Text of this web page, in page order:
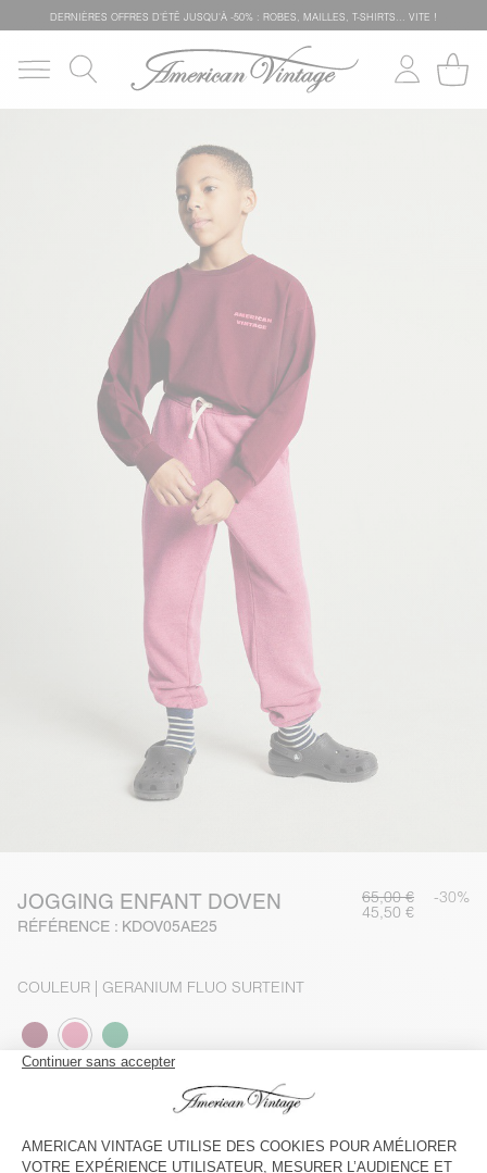
DERNIÈRES OFFRES D'ÉTÊ JUSQU'À -50% : ROBES, MAILLES, T-SHIRTS... VITE !
JOGGING ENFANT DOVEN
RÉFÉRENCE : KDOV05AE25
65,00 € -30%
45,50 €
COULEUR | GERANIUM FLUO SURTEINT
9 11 13
GUIDE DES TAILLES